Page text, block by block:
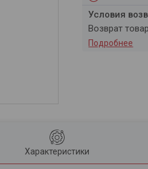
возврат
Подробнее
Характеристики